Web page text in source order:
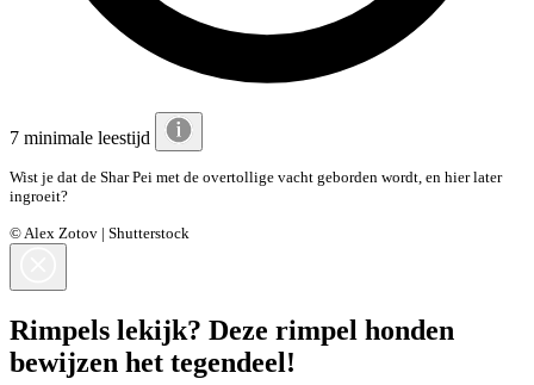
7 minimale leestijd
Wist je dat de Shar Pei met de overtollige vacht geborden wordt, en hier later
ingroeit?
© Alex Zotov | Shutterstock
Rimpels lekijk? Deze rimpel honden
bewijzen het tegendeel!